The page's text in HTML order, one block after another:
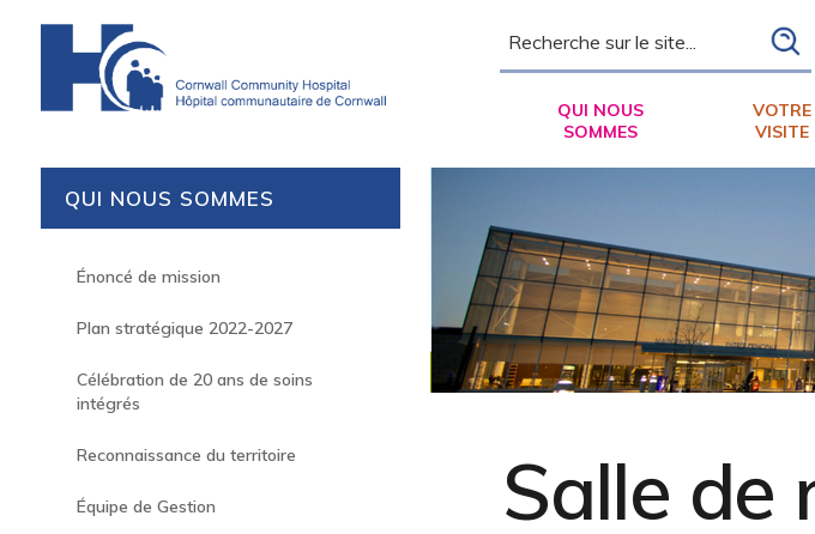
QUI NOUS
SOMMES
VOTRE
VISITE
QUI NOUS SOMMES
Énoncé de mission
Plan stratégique 2022-2027
Célébration de 20 ans de soins
intégrés
Reconnaissance du territoire
Équipe de Gestion Salle de